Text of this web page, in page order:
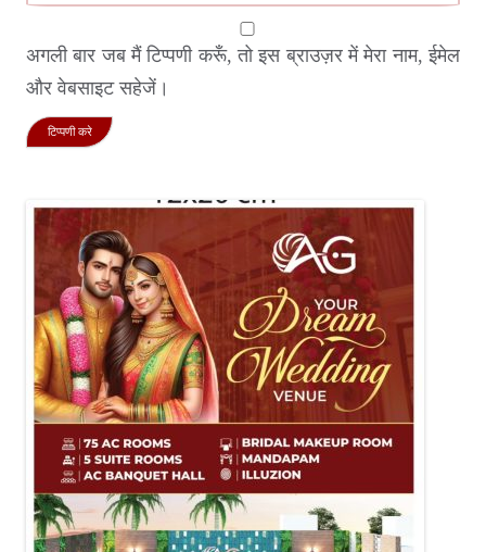
अगली बार जब मैं टिप्पणी करूँ, तो इस ब्राउज़र में मेरा नाम, ईमेल
और वेबसाइट सहेजें।